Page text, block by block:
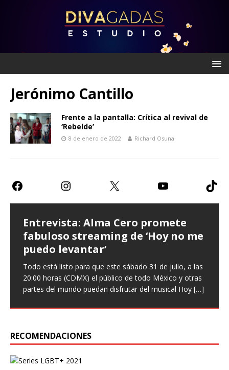
Jerónimo Cantillo
Frente a la pantalla: Crítica al revival de
‘Rebelde’
8 de enero de 2022 Richard Osuna
Entrevista: Alma Cero promete
fabuloso streaming de ‘Hoy no me
puedo levantar’
Todo está listo para que este sábado 31 de julio, a las
20:00 horas (CDMX) el público de todo México y otras
partes del mundo puedan disfrutar del musical Hoy […]
Entrevista: Paulina Goto expresa
que ‘Nuestro amor es arte’ en
nuevo sencillo
Entrevista Divagadas por Richard Osuna (IG:
@beepbeeprichiemx)Fotografías: Cortesía Nuestro
amor es arte es el nuevo sencillo de Paulina Goto en la
Teatro CDMX: Prometen risas con
‘Infieles’, una obra llena de
enredos
Este miércoles llega una nueva función de la comedia
teatral Infieles, historia que promete Chapu Garza, uno
de los actores que forman parte de la obra, identificará
RECOMENDACIONES